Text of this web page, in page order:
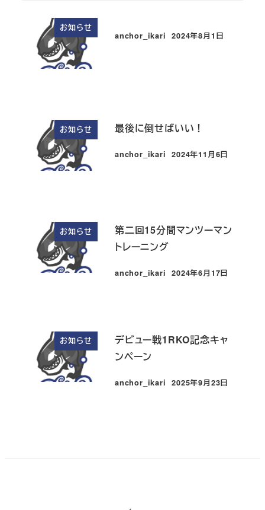
お知らせ
anchor_ikari
投稿日
2024年8月1日
お知らせ 最後に倒せばいい！
anchor_ikari
投稿日
2024年11月6日
お知らせ
第二回15分間マンツーマン
トレーニング
anchor_ikari
投稿日
2024年6月17日
お知らせ
デビュー戦1RKO記念キャ
ンペーン
anchor_ikari
投稿日
2025年9月23日